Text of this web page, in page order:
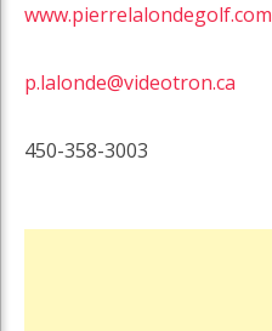
www.pierrelalondegolf.com
p.lalonde@videotron.ca
450-358-3003